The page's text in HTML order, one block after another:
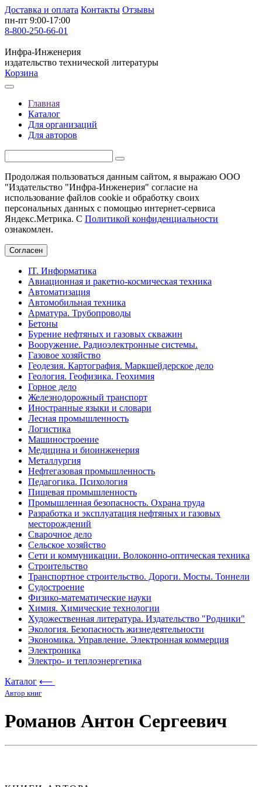
Доставка и оплата Контакты Отзывы
пн-пт 9:00-17:00
8-800-250-66-01
Инфра-Инженерия
издательство технической литературы
Корзина
Главная
Каталог
Для организаций
Для авторов
Продолжая пользоваться данным сайтом, я выражаю ООО
"Издательство "Инфра-Инженерия" согласие на
использование файлов cookie и обработку своих
персональных данных с помощью интернет-сервиса
Яндекс.Метрика. С Политикой конфиденциальности
ознакомлен.
Согласен
IT. Информатика
Авиационная и ракетно-космическая техника
Автоматизация
Автомобильная техника
Арматура. Трубопроводы
Бетоны
Бурение нефтяных и газовых скважин
Вооружение. Радиоэлектронные системы.
Газовое хозяйство
Геодезия. Картография. Маркшейдерское дело
Геология. Геофизика. Геохимия
Горное дело
Железнодорожный транспорт
Иностранные языки и словари
Лесная промышленность
Логистика
Машиностроение
Медицина и биоинженерия
Металлургия
Нефтегазовая промышленность
Педагогика. Психология
Пищевая промышленность
Промышленная безопасность. Охрана труда
Разработка и эксплуатация нефтяных и газовых
месторождений
Сварочное дело
Сельское хозяйство
Сети и коммуникации. Волоконно-оптическая техника
Строительство
Транспортное строительство. Дороги. Мосты. Тоннели
Судостроение
Физико-математические науки
Химия. Химические технологии
Художественная литература. Издательство "Родники"
Экология. Безопасность жизнедеятельности
Экономика. Управление. Электронная коммерция
Электроника
Электро- и теплоэнергетика
Каталог ⟵
Автор книг
Романов Антон Сергеевич